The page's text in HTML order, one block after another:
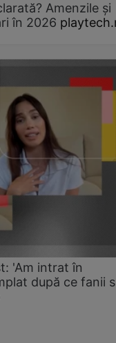
Amenzile și
în 2026
'Am intrat în
după ce fanii